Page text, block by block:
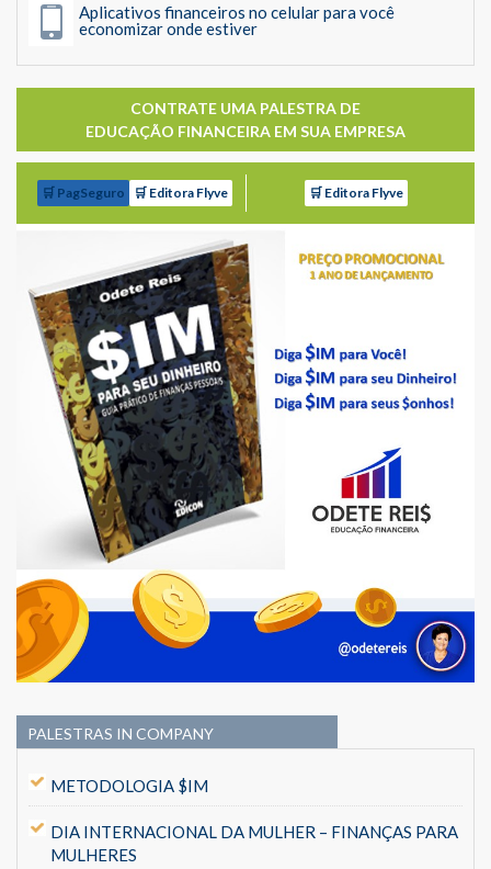
Aplicativos financeiros no celular para você
economizar onde estiver
CONTRATE UMA PALESTRA DE
EDUCAÇÃO FINANCEIRA EM SUA EMPRESA
🛒 PagSeguro 🛒 Editora Flyve 🛒 Editora Flyve
PALESTRAS IN COMPANY
METODOLOGIA $IM
DIA INTERNACIONAL DA MULHER – FINANÇAS PARA
MULHERES